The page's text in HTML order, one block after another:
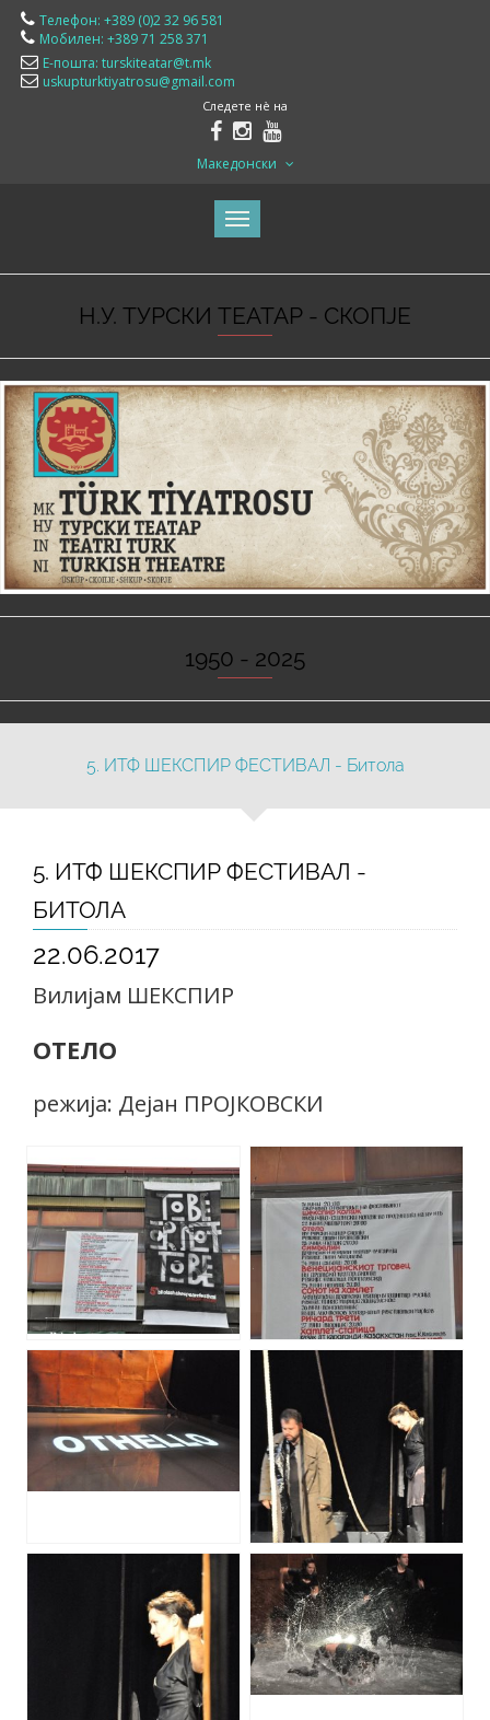
Телефон: +389 (0)2 32 96 581
Мобилен: +389 71 258 371
Е-пошта: turskiteatar@t.mk
uskupturktiyatrosu@gmail.com
Следете нè на
Македонски
Н.У. ТУРСКИ ТЕАТАР - СКОПЈЕ
1950 - 2025
5. ИТФ ШЕКСПИР ФЕСТИВАЛ - Битола
5. ИТФ ШЕКСПИР ФЕСТИВАЛ -
БИТОЛА
22.06.2017
Вилијам ШЕКСПИР
ОТЕЛО
режија: Дејан ПРОЈКОВСКИ